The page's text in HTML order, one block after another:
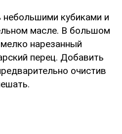
кубиками и
масле. В большом
нарезанный
перец. Добавить
очистив